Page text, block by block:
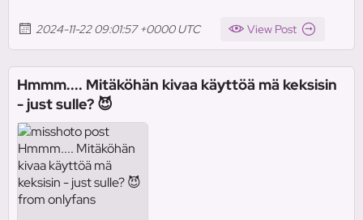
2024-11-22 09:01:57 +0000 UTC View Post
Hmmm.... Mitäköhän kivaa käyttöä mä keksisin
- just sulle? 😈